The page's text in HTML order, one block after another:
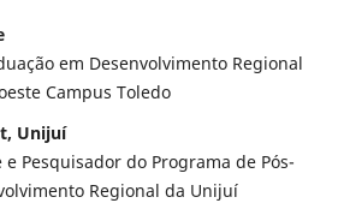
em Desenvolvimento Regional
Campus Toledo
Unijuí
Pesquisador do Programa de Pós-
Regional da Unijuí